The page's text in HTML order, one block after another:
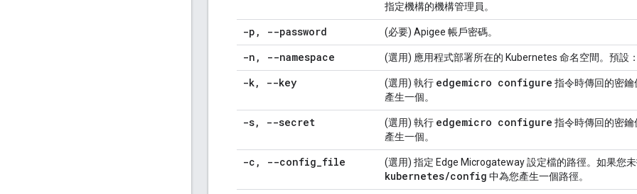
指定機構的機構管理員。
-p , --password (必要) Apigee 帳戶密碼。
-n , --namespace (選用) 應用程式部署所在的 Kubernetes 命名空間。預設
-k, --key (選用) 執行 edgemicro configure 指令時傳回的密
產生一個。
-s, --secret (選用) 執行 edgemicro configure 指令時傳回的密
產生一個。
-c , --config_file (選用) 指定 Edge Microgateway 設定檔的路徑。如果您
kubernetes/config 中為您產生一個路徑。